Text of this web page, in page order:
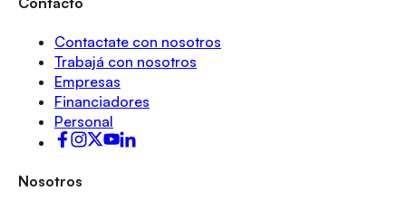
Contactate con nosotros
Trabajá con nosotros
Empresas
Financiadores
Personal
Nosotros